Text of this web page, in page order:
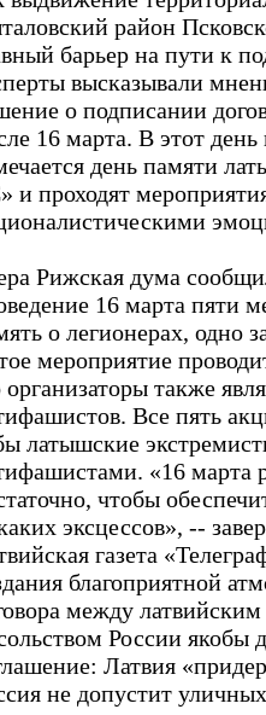
район
барьер на пути к
высказывали
о подписании
16 марта. В этот
день памяти
и проходят
Рижская дума
16 марта пяти
о легионерах, одно
мероприятие
организаторы также
Все пять
латышские
«16 марта
чтобы
эксцессов», --
газета
благоприятной
между
России якобы
Латвия
не допустит